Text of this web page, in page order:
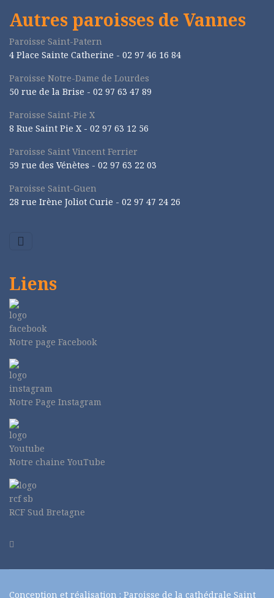
Autres paroisses de Vannes
Paroisse Saint-Patern
4 Place Sainte Catherine - 02 97 46 16 84
Paroisse Notre-Dame de Lourdes
50 rue de la Brise - 02 97 63 47 89
Paroisse Saint-Pie X
8 Rue Saint Pie X - 02 97 63 12 56
Paroisse Saint Vincent Ferrier
59 rue des Vénètes - 02 97 63 22 03
Paroisse Saint-Guen
28 rue Irène Joliot Curie - 02 97 47 24 26
Liens
Notre page Facebook
Notre Page Instagram
Notre chaine YouTube
RCF Sud Bretagne
Conception et réalisation : Paroisse de la cathédrale Saint